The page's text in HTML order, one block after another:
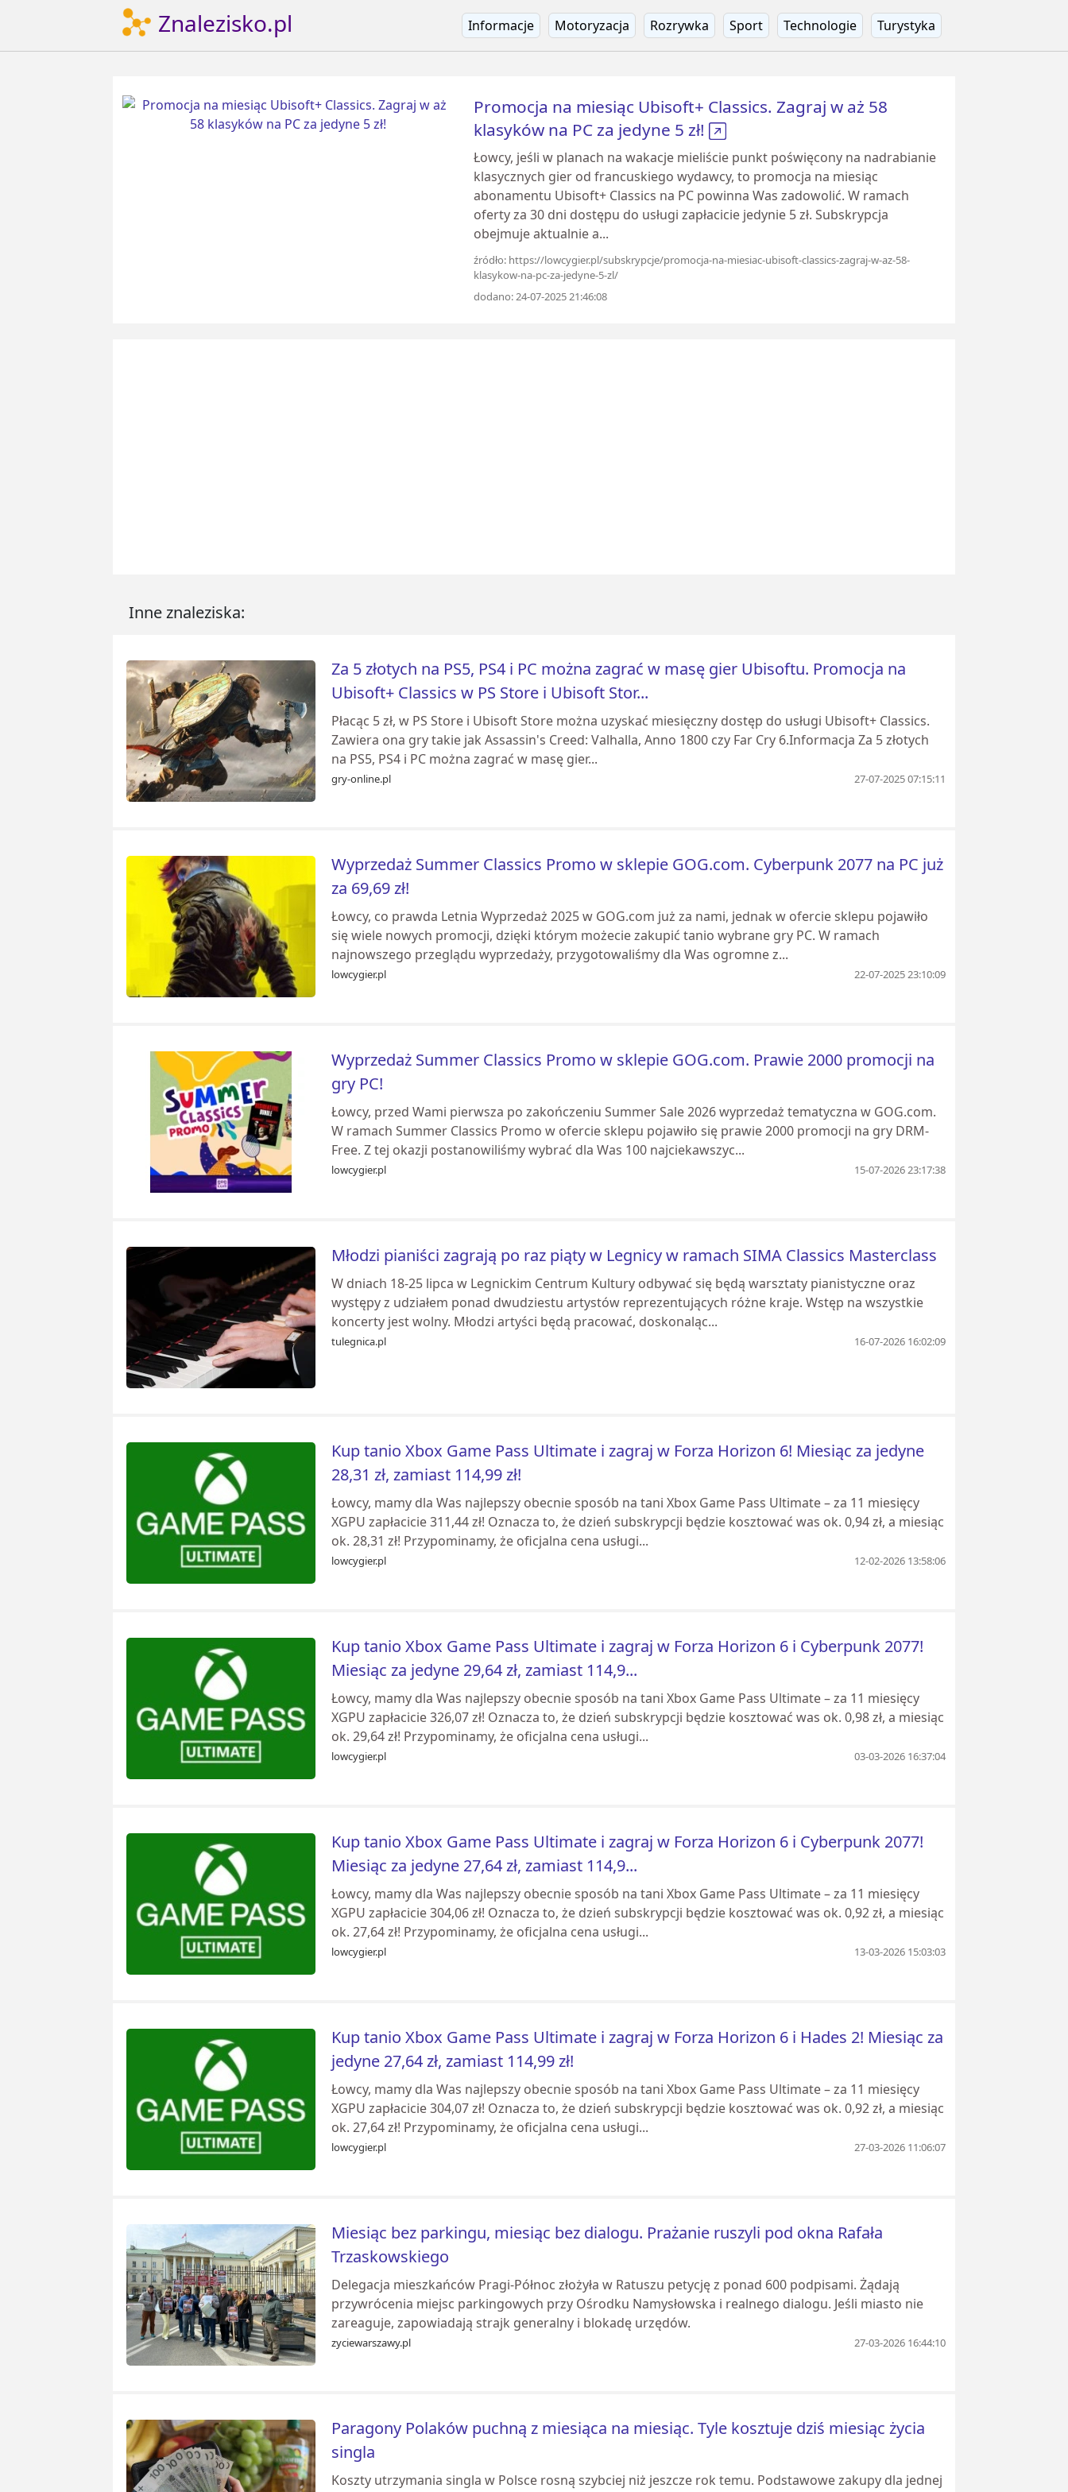
Znalezisko.pl Informacje Motoryzacja Rozrywka Sport Technologie Turystyka
Promocja na miesiąc Ubisoft+ Classics. Zagraj w aż 58
klasyków na PC za jedyne 5 zł!
Łowcy, jeśli w planach na wakacje mieliście punkt poświęcony na nadrabianie
klasycznych gier od francuskiego wydawcy, to promocja na miesiąc
abonamentu Ubisoft+ Classics na PC powinna Was zadowolić. W ramach
oferty za 30 dni dostępu do usługi zapłacicie jedynie 5 zł. Subskrypcja
obejmuje aktualnie a...
źródło: https://lowcygier.pl/subskrypcje/promocja-na-miesiac-ubisoft-classics-zagraj-w-az-58-
klasykow-na-pc-za-jedyne-5-zl/
dodano: 24-07-2025 21:46:08
Inne znaleziska:
Za 5 złotych na PS5, PS4 i PC można zagrać w masę gier Ubisoftu. Promocja na
Ubisoft+ Classics w PS Store i Ubisoft Stor...
Płacąc 5 zł, w PS Store i Ubisoft Store można uzyskać miesięczny dostęp do usługi Ubisoft+ Classics.
Zawiera ona gry takie jak Assassin's Creed: Valhalla, Anno 1800 czy Far Cry 6.Informacja Za 5 złotych
na PS5, PS4 i PC można zagrać w masę gier...
gry-online.pl 27-07-2025 07:15:11
Wyprzedaż Summer Classics Promo w sklepie GOG.com. Cyberpunk 2077 na PC już
za 69,69 zł!
Łowcy, co prawda Letnia Wyprzedaż 2025 w GOG.com już za nami, jednak w ofercie sklepu pojawiło
się wiele nowych promocji, dzięki którym możecie zakupić tanio wybrane gry PC. W ramach
najnowszego przeglądu wyprzedaży, przygotowaliśmy dla Was ogromne z...
lowcygier.pl 22-07-2025 23:10:09
Wyprzedaż Summer Classics Promo w sklepie GOG.com. Prawie 2000 promocji na
gry PC!
Łowcy, przed Wami pierwsza po zakończeniu Summer Sale 2026 wyprzedaż tematyczna w GOG.com.
W ramach Summer Classics Promo w ofercie sklepu pojawiło się prawie 2000 promocji na gry DRM-
Free. Z tej okazji postanowiliśmy wybrać dla Was 100 najciekawszyc...
lowcygier.pl 15-07-2026 23:17:38
Młodzi pianiści zagrają po raz piąty w Legnicy w ramach SIMA Classics Masterclass
W dniach 18-25 lipca w Legnickim Centrum Kultury odbywać się będą warsztaty pianistyczne oraz
występy z udziałem ponad dwudziestu artystów reprezentujących różne kraje. Wstęp na wszystkie
koncerty jest wolny. Młodzi artyści będą pracować, doskonaląc...
tulegnica.pl 16-07-2026 16:02:09
Kup tanio Xbox Game Pass Ultimate i zagraj w Forza Horizon 6! Miesiąc za jedyne
28,31 zł, zamiast 114,99 zł!
Łowcy, mamy dla Was najlepszy obecnie sposób na tani Xbox Game Pass Ultimate – za 11 miesięcy
XGPU zapłacicie 311,44 zł! Oznacza to, że dzień subskrypcji będzie kosztować was ok. 0,94 zł, a miesiąc
ok. 28,31 zł! Przypominamy, że oficjalna cena usługi...
lowcygier.pl 12-02-2026 13:58:06
Kup tanio Xbox Game Pass Ultimate i zagraj w Forza Horizon 6 i Cyberpunk 2077!
Miesiąc za jedyne 29,64 zł, zamiast 114,9...
Łowcy, mamy dla Was najlepszy obecnie sposób na tani Xbox Game Pass Ultimate – za 11 miesięcy
XGPU zapłacicie 326,07 zł! Oznacza to, że dzień subskrypcji będzie kosztować was ok. 0,98 zł, a miesiąc
ok. 29,64 zł! Przypominamy, że oficjalna cena usługi...
lowcygier.pl 03-03-2026 16:37:04
Kup tanio Xbox Game Pass Ultimate i zagraj w Forza Horizon 6 i Cyberpunk 2077!
Miesiąc za jedyne 27,64 zł, zamiast 114,9...
Łowcy, mamy dla Was najlepszy obecnie sposób na tani Xbox Game Pass Ultimate – za 11 miesięcy
XGPU zapłacicie 304,06 zł! Oznacza to, że dzień subskrypcji będzie kosztować was ok. 0,92 zł, a miesiąc
ok. 27,64 zł! Przypominamy, że oficjalna cena usługi...
lowcygier.pl 13-03-2026 15:03:03
Kup tanio Xbox Game Pass Ultimate i zagraj w Forza Horizon 6 i Hades 2! Miesiąc za
jedyne 27,64 zł, zamiast 114,99 zł!
Łowcy, mamy dla Was najlepszy obecnie sposób na tani Xbox Game Pass Ultimate – za 11 miesięcy
XGPU zapłacicie 304,07 zł! Oznacza to, że dzień subskrypcji będzie kosztować was ok. 0,92 zł, a miesiąc
ok. 27,64 zł! Przypominamy, że oficjalna cena usługi...
lowcygier.pl 27-03-2026 11:06:07
Miesiąc bez parkingu, miesiąc bez dialogu. Prażanie ruszyli pod okna Rafała
Trzaskowskiego
Delegacja mieszkańców Pragi-Północ złożyła w Ratuszu petycję z ponad 600 podpisami. Żądają
przywrócenia miejsc parkingowych przy Ośrodku Namysłowska i realnego dialogu. Jeśli miasto nie
zareaguje, zapowiadają strajk generalny i blokadę urzędów.
zyciewarszawy.pl 27-03-2026 16:44:10
Paragony Polaków puchną z miesiąca na miesiąc. Tyle kosztuje dziś miesiąc życia
singla
Koszty utrzymania singla w Polsce rosną szybciej niż jeszcze rok temu. Podstawowe zakupy dla jednej